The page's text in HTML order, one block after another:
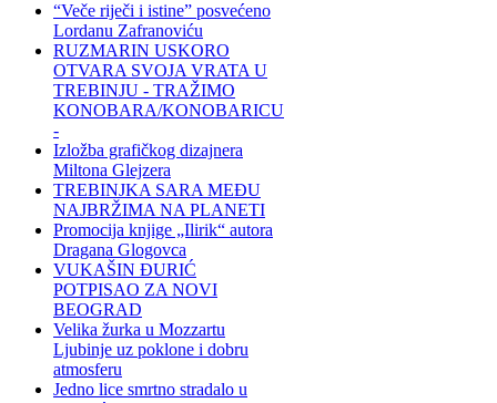
“Veče riječi i istine” posvećeno
Lordanu Zafranoviću
RUZMARIN USKORO
OTVARA SVOJA VRATA U
TREBINJU - TRAŽIMO
KONOBARA/KONOBARICU
-
Izložba grafičkog dizajnera
Miltona Glejzera
TREBINЈKA SARA MEĐU
NAJBRŽIMA NA PLANETI
Promocija knjige „Ilirik“ autora
Dragana Glogovca
VUKAŠIN ĐURIĆ
POTPISAO ZA NOVI
BEOGRAD
Velika žurka u Mozzartu
Ljubinje uz poklone i dobru
atmosferu
Jedno lice smrtno stradalo u